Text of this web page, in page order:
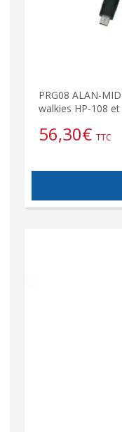
PRG08 ALAN-
walkies HP-108 et
56,30€ TTC